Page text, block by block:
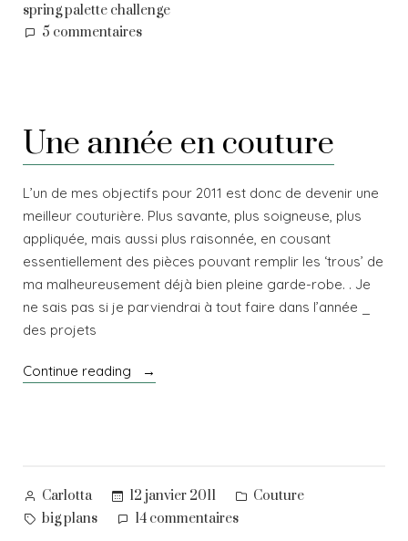
spring palette challenge
5 commentairessur
Une année en couture
L’un de mes objectifs pour 2011 est donc de devenir une
meilleur couturière. Plus savante, plus soigneuse, plus
appliquée, mais aussi plus raisonnée, en cousant
essentiellement des pièces pouvant remplir les ‘trous’ de
ma malheureusement déjà bien pleine garde-robe. . Je
ne sais pas si je parviendrai à tout faire dans l’année _
des projets
Continue reading
« Une
Posted
by
Carlotta 12 janvier 2011
Posted
Couture
Tags:
big plans 14 commentairessur